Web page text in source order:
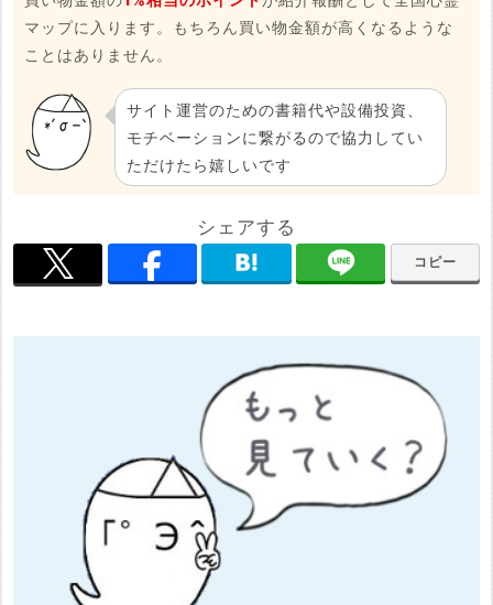
マップに入ります。もちろん買い物金額が高くなるような
ことはありません。
サイト運営のための書籍代や設備投資、
モチベーションに繋がるので協力してい
ただけたら嬉しいです
シェアする
コピー